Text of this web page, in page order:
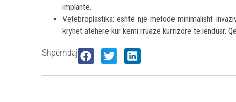
implante.
Vetebroplastika: është një metodë minimalisht
kryhet atëherë kur kemi rruazë kurrizore të lënduar.
Shpërndaj